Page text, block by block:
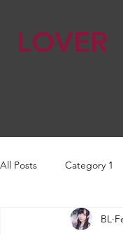
LOVER
All Posts Category 1
AI 工具
BL